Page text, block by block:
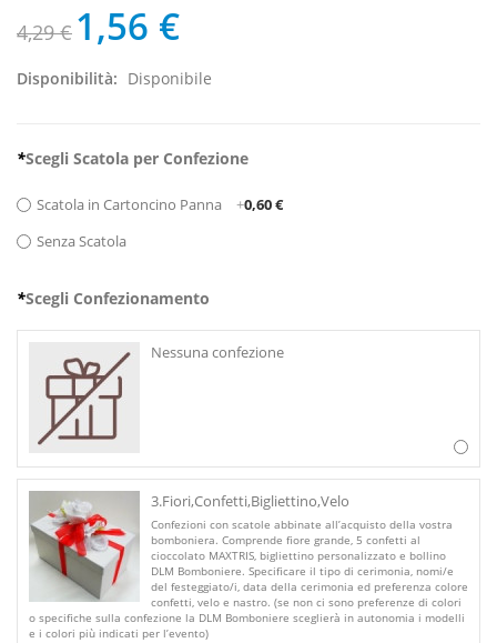
4,29 € 1,56 €
Disponibilità: Disponibile
*Scegli Scatola per Confezione
Scatola in Cartoncino Panna +0,60 €
Senza Scatola
*Scegli Confezionamento
Nessuna confezione
3.Fiori,Confetti,Bigliettino,Velo
Confezioni con scatole abbinate all’acquisto della vostra
bomboniera. Comprende fiore grande, 5 confetti al
cioccolato MAXTRIS, bigliettino personalizzato e bollino
DLM Bomboniere. Specificare il tipo di cerimonia, nomi/e
del festeggiato/i, data della cerimonia ed preferenza colore
confetti, velo e nastro. (se non ci sono preferenze di colori
o specifiche sulla confezione la DLM Bomboniere sceglierà in autonomia i modelli
e i colori più indicati per l’evento)